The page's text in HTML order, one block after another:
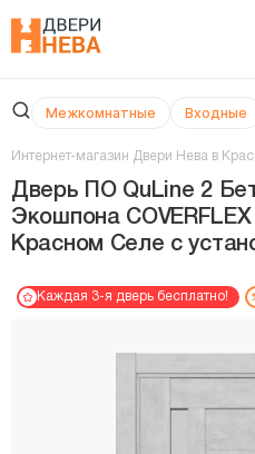
Межкомнатные Входные
Интернет-магазин Двери Нева в
Дверь ПО QuLine 2
Экошпона
Красном Селе с
Каждая 3-я дверь бесплатно!